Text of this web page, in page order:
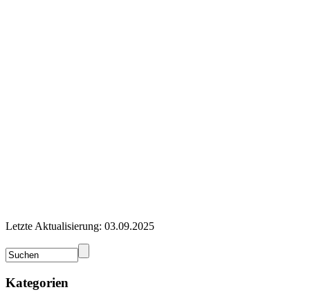
Letzte Aktualisierung: 03.09.2025
Kategorien